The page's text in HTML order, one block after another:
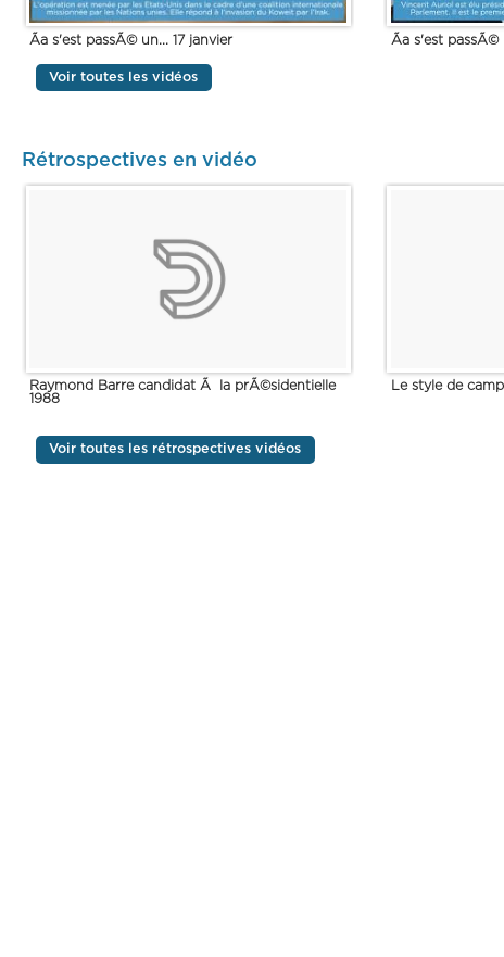
Ãa s'est passÃ© un... 17 janvier Ãa s'est passÃ©
Voir toutes les vidéos
Rétrospectives en vidéo
Raymond Barre candidat Ã la prÃ©sidentielle
1988
Le style de
Voir toutes les rétrospectives vidéos